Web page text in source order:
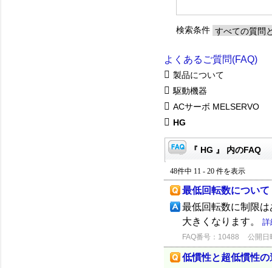
検索条件
よくあるご質問(FAQ)
製品について
駆動機器
ACサーボ MELSERVO
HG
『 HG 』 内のFAQ
48件中 11 - 20 件を表示
最低回転数について
最低回転数に制限
大きくなります。 詳
FAQ番号：10488 公開日
低慣性と超低慣性